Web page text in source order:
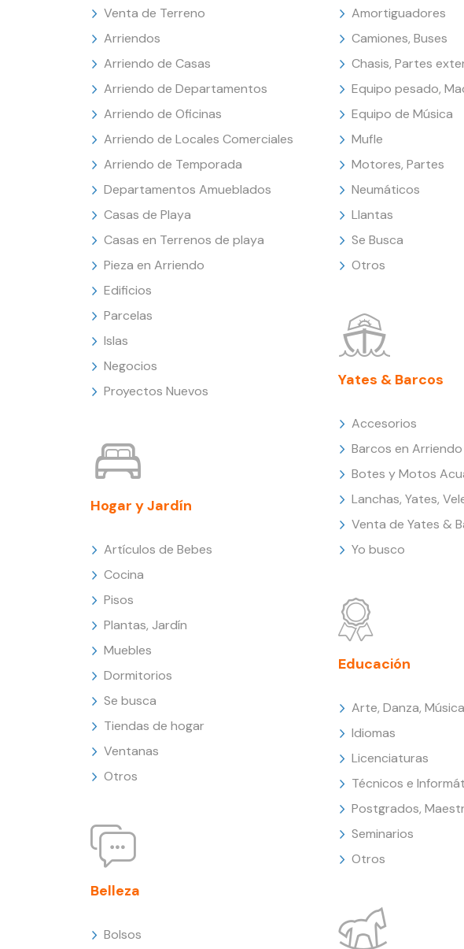
Venta de Terreno
Arriendos
Arriendo de Casas
Arriendo de Departamentos
Arriendo de Oficinas
Arriendo de Locales Comerciales
Arriendo de Temporada
Departamentos Amueblados
Casas de Playa
Casas en Terrenos de playa
Pieza en Arriendo
Edificios
Parcelas
Islas
Negocios
Proyectos Nuevos
Hogar y Jardín
Artículos de Bebes
Cocina
Pisos
Plantas, Jardín
Muebles
Dormitorios
Se busca
Tiendas de hogar
Ventanas
Otros
Belleza
Bolsos
Amortiguadores
Camiones, Buses
Chasis, Partes
Equipo pesado,
Equipo de Música
Mufle
Motores, Partes
Neumáticos
Llantas
Se Busca
Otros
Yates & Barcos
Accesorios
Barcos en Arriendo
Botes y Motos
Lanchas, Yates,
Venta de Yates &
Yo busco
Educación
Arte, Danza, Música
Idiomas
Licenciaturas
Técnicos e
Postgrados,
Seminarios
Otros